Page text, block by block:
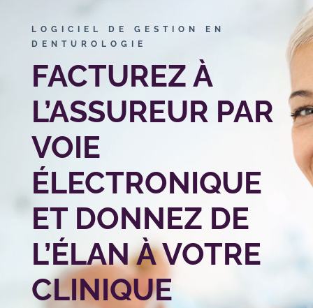
LOGICIEL DE GESTION EN
DENTUROLOGIE
FACTUREZ À
L’ASSUREUR PAR
VOIE
ÉLECTRONIQUE
ET DONNEZ DE
L’ÉLAN À VOTRE
CLINIQUE